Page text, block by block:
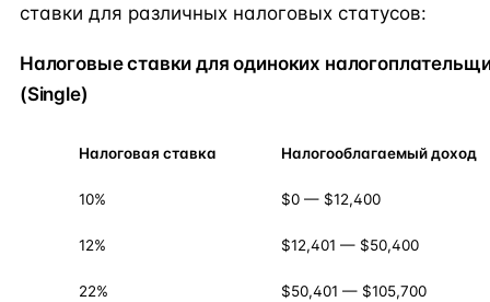
ставки для различных налоговых статусов:
Налоговые ставки для одиноких
(Single)
Налоговая ставка Налогооблагаемый доход
10% $0 — $12,400
12% $12,401 — $50,400
22% $50,401 — $105,700